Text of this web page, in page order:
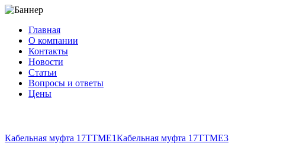
Главная
О компании
Контакты
Новости
Статьи
Вопросы и ответы
Цены
Кабельная муфта 17TTME1Кабельная муфта 17TTME3